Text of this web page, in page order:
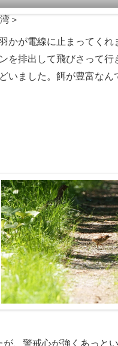
＞
かが電線に止まってくれ
を排出して飛びさって行
いました。餌が豊富なん
、警戒心が強くあっと